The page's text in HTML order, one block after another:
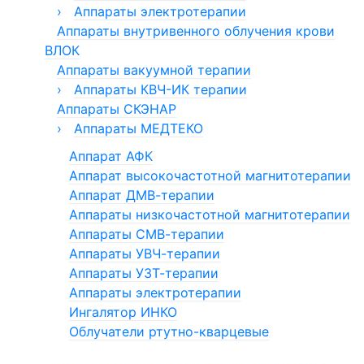
Эндовидеохирургические стойки для
урологии
Аппараты прессотерапии и
лимфодренажа «Лимфа»
Аппараты прессотерапии
терапевтические АЛП-01-"ЛАТОН"
Инструменты для терапевтических
лазеров
Аппарат Милта
Магнит МЕДТЕКО
›
Аппараты электротерапии
Аппараты УЛЬТРАДАР
Аппараты ЭЛЭСКУЛАП
Аппарат ЭЛАД
Аппарат ФОРЕЗ
Аппараты Мустанг
Аппараты внутривенного облучения крови
ВЛОК
Аппараты вакуумной терапии
›
Аппараты КВЧ-ИК терапии
Аппараты КВЧ-терапии Стелла
Аппараты Спинор
Аппараты СКЭНАР
›
Аппараты МЕДТЕКО
Аппарат АФК
Аппарат высокочастотной магнитотерапии
Аппарат ДМВ-терапии
Аппараты низкочастотной магнитотерапии
Аппараты СМВ-терапии
Аппараты УВЧ-терапии
Аппараты УЗТ-терапии
Аппараты электротерапии
Ингалятор ИНКО
Облучатели ртутно-кварцевые